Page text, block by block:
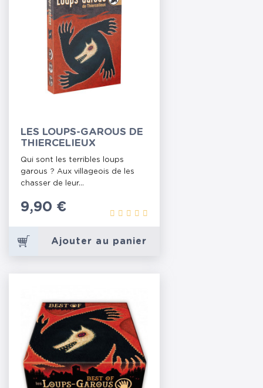
LES LOUPS-GAROUS DE
THIERCELIEUX
Qui sont les terribles loups
garous ? Aux villageois de les
chasser de leur...
Prix
9,90 €
Ajouter au panier